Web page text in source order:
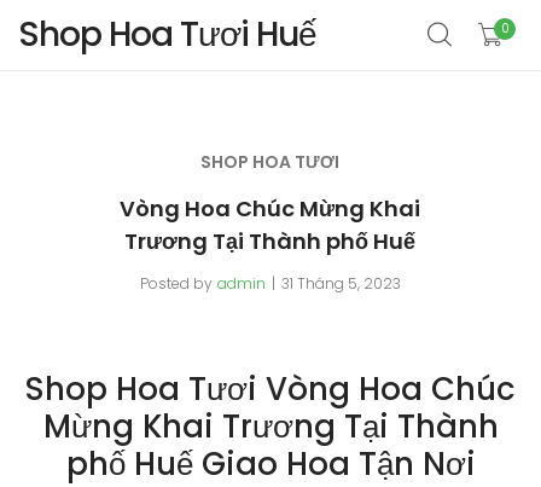
Shop Hoa Tươi Huế 0
SHOP HOA TƯƠI
Vòng Hoa Chúc Mừng Khai
Trương Tại Thành phố Huế
Posted by admin 31 Tháng 5, 2023
Shop Hoa Tươi Vòng Hoa Chúc
Mừng Khai Trương Tại Thành
phố Huế Giao Hoa Tận Nơi